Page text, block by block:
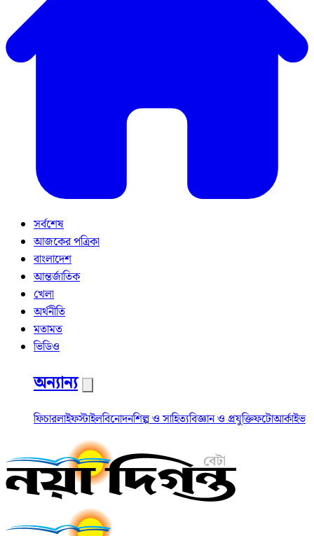
সর্বশেষ
আজকের পত্রিকা
বাংলাদেশ
আন্তর্জাতিক
খেলা
অর্থনীতি
মতামত
ভিডিও
অন্যান্য
ফিচারলাইফস্টাইলবিনোদনশিল্প ও সাহিত্যবিজ্ঞান ও প্রযুক্তিফটোআর্কাইভ